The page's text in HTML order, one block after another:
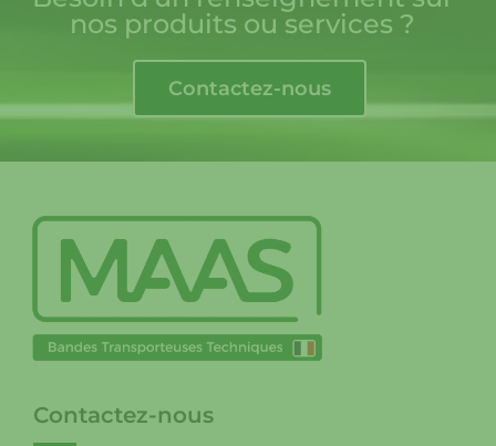
nos produits ou services ?
Contactez-nous
Contactez-nous